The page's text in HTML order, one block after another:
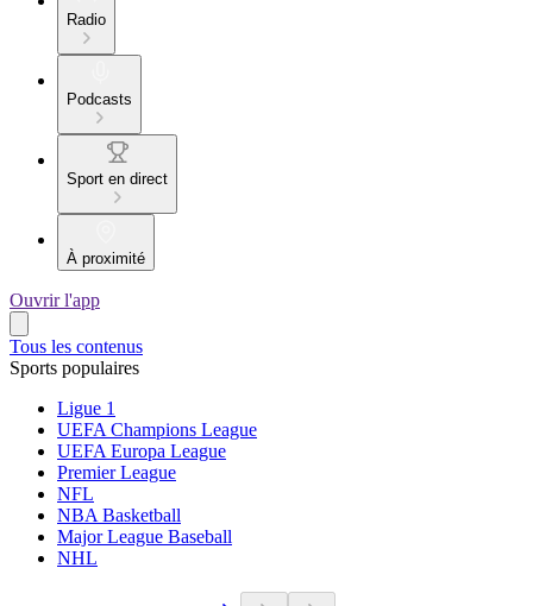
Radio
Podcasts
Sport en direct
À proximité
Ouvrir l'app
Tous les contenus
Sports populaires
Ligue 1
UEFA Champions League
UEFA Europa League
Premier League
NFL
NBA Basketball
Major League Baseball
NHL